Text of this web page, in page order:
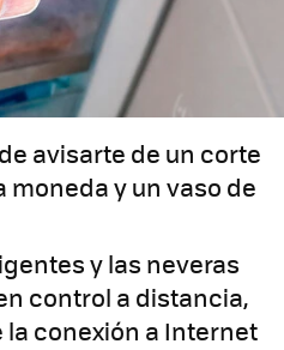
avisarte de un corte
moneda y un vaso de
y las neveras
control a distancia,
conexión a Internet